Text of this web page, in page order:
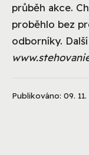
průběh akce.
proběhlo bez
odborníky.
Publikováno: 09. 11.